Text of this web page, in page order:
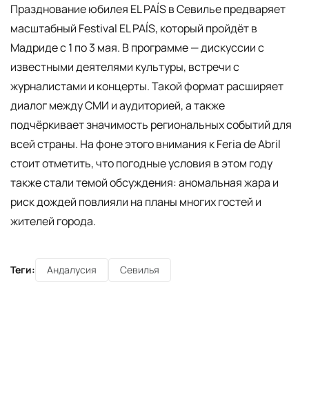
Празднование юбилея EL PAÍS в Севилье предваряет
масштабный Festival EL PAÍS, который пройдёт в
Мадриде с 1 по 3 мая. В программе — дискуссии с
известными деятелями культуры, встречи с
журналистами и концерты. Такой формат расширяет
диалог между СМИ и аудиторией, а также
подчёркивает значимость региональных событий для
всей страны. На фоне этого внимания к Feria de Abril
стоит отметить, что погодные условия в этом году
также стали темой обсуждения: аномальная жара и
риск дождей повлияли на планы многих гостей и
жителей города.
Теги: Андалусия Севилья